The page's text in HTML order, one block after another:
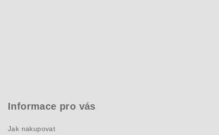
Informace pro vás
Jak nakupovat